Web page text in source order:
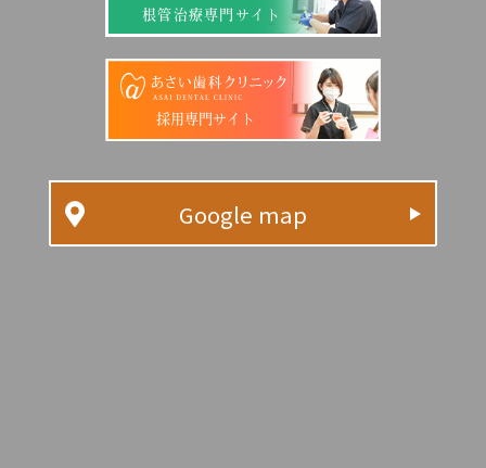
根管治療専門サイト
採用専門サイト
Google map